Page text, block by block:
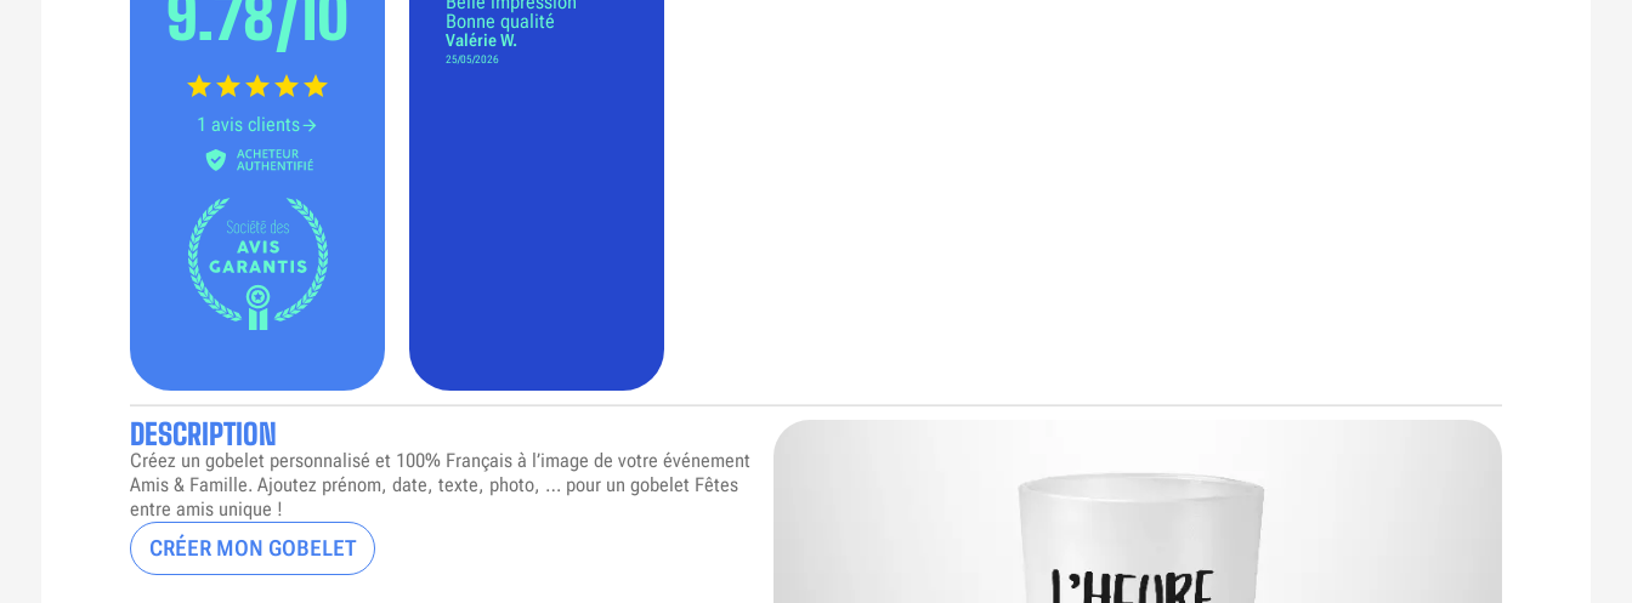
9.78/10
1 avis clients
Bonne qualité
Valérie W.
25/05/2026
DESCRIPTION
Créez un gobelet personnalisé et 100% Français à l’image de votre événement
Amis & Famille. Ajoutez prénom, date, texte, photo, … pour un gobelet Fêtes
entre amis unique !
CRÉER MON GOBELET